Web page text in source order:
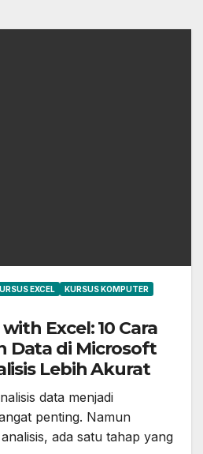
EXCEL
KURSUS KOMPUTER
Excel: 10 Cara
Data di Microsoft
Lebih Akurat
data menjadi
penting. Namun
ada satu tahap yang